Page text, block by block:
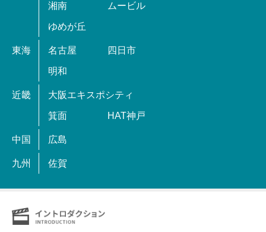
湘南 ムービル
ゆめが丘
東海 名古屋 四日市
明和
近畿 大阪エキスポシティ
箕面 HAT神戸
中国 広島
九州 佐賀